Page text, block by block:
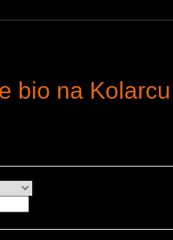
bio na Kolarcu